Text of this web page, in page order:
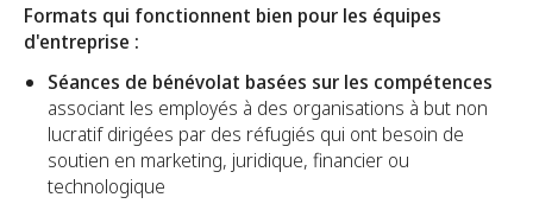
Formats qui fonctionnent bien pour les équipes
d'entreprise :
Séances de bénévolat basées sur les compétences
associant les employés à des organisations à but non
lucratif dirigées par des réfugiés qui ont besoin de
soutien en marketing, juridique, financier ou
technologique